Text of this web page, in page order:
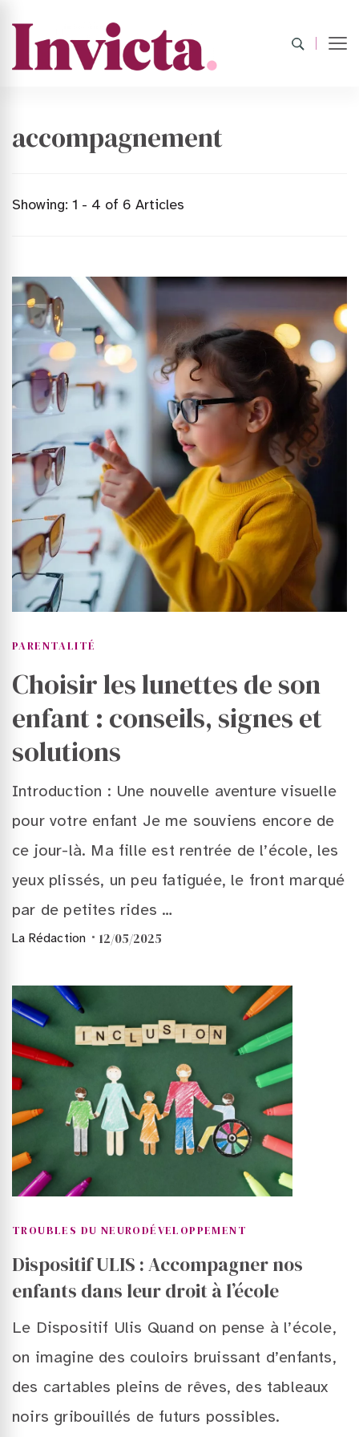
accompagnement
Showing: 1 - 4 of 6 Articles
PARENTALITÉ
Choisir les lunettes de son
enfant : conseils, signes et
solutions
Introduction : Une nouvelle aventure visuelle
pour votre enfant Je me souviens encore de
ce jour-là. Ma fille est rentrée de l’école, les
yeux plissés, un peu fatiguée, le front marqué
par de petites rides …
La Rédaction 12/05/2025
TROUBLES DU NEURODÉVELOPPEMENT
Dispositif ULIS : Accompagner nos
enfants dans leur droit à l’école
Le Dispositif Ulis Quand on pense à l’école,
on imagine des couloirs bruissant d’enfants,
des cartables pleins de rêves, des tableaux
noirs gribouillés de futurs possibles.